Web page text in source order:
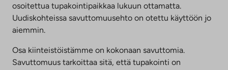
osoitettua tupakointipaikkaa lukuun ottamatta.
Uudiskohteissa savuttomuusehto on otettu käyttöön jo
aiemmin.
Osa kiinteistöistämme on kokonaan savuttomia.
Savuttomuus tarkoittaa sitä, että tupakointi on